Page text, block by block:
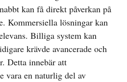
kan få direkt påverkan på
Kommersiella lösningar kan
Billiga system kan
krävde avancerade och
Detta innebär att
vara en naturlig del av